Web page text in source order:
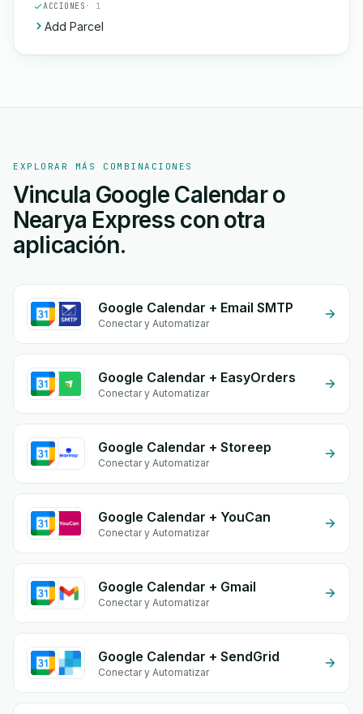
ACCIONES · 1
Add Parcel
EXPLORAR MÁS COMBINACIONES
Vincula Google Calendar o
Nearya Express con otra
aplicación.
Google Calendar + Email SMTP
Conectar y Automatizar
Google Calendar + EasyOrders
Conectar y Automatizar
Google Calendar + Storeep
Conectar y Automatizar
Google Calendar + YouCan
Conectar y Automatizar
Google Calendar + Gmail
Conectar y Automatizar
Google Calendar + SendGrid
Conectar y Automatizar